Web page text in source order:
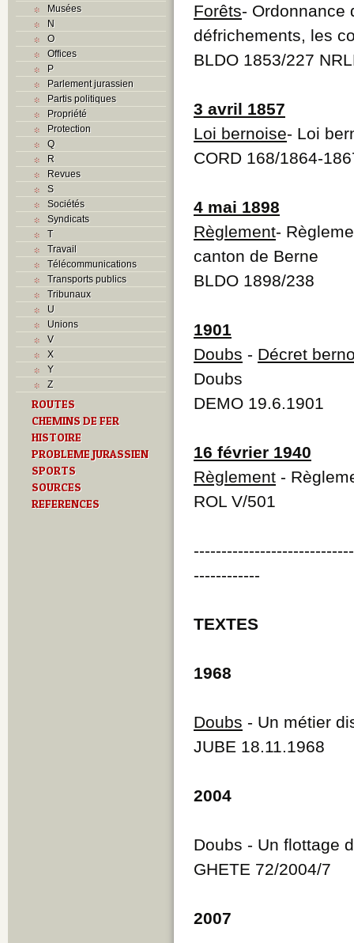
Musées
N
O
Offices
P
Parlement jurassien
Partis politiques
Propriété
Protection
Q
R
Revues
S
Sociétés
Syndicats
T
Travail
Télécommunications
Transports publics
Tribunaux
U
Unions
V
X
Y
Z
ROUTES
CHEMINS DE FER
HISTOIRE
PROBLEME JURASSIEN
SPORTS
SOURCES
REFERENCES
Forêts- Ordonnance
défrichements, les
BLDO 1853/227
3 avril 1857
Loi bernoise- Loi
CORD 168/1864-
4 mai 1898
Règlement-
canton de Berne
BLDO 1898/238
1901
Doubs - Décret
Doubs
DEMO 19.6.1901
16 février 1940
Règlement -
ROL V/501
------------
TEXTES
1968
Doubs - Un métier
JUBE 18.11.1968
2004
Doubs - Un flottage
GHETE 72/2004/7
2007